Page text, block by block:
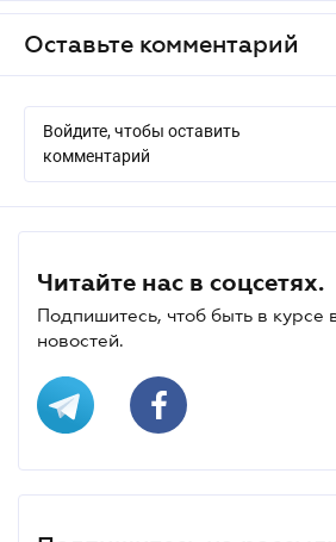
Оставьте комментарий
Войдите, чтобы оставить
комментарий
Читайте нас в соцсетях.
Подпишитесь, чтоб быть в курсе
новостей.